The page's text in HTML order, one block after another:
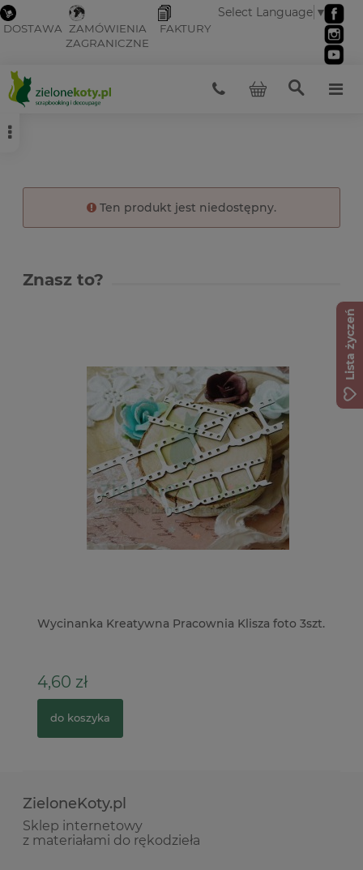
DOSTAWA ZAMÓWIENIA
ZAGRANICZNE
FAKTURY
Select Language ▼
Ten produkt jest niedostępny.
Znasz to?
Wycinanka Kreatywna Pracownia Klisza foto 3szt.
4,60 zł
do koszyka
ZieloneKoty.pl
Sklep internetowy
z materiałami do rękodzieła
Lista życzeń